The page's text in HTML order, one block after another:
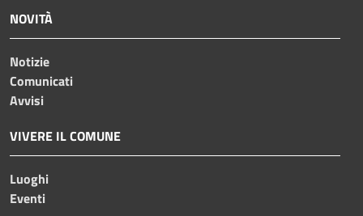
NOVITÀ
Notizie
Comunicati
Avvisi
VIVERE IL COMUNE
Luoghi
Eventi